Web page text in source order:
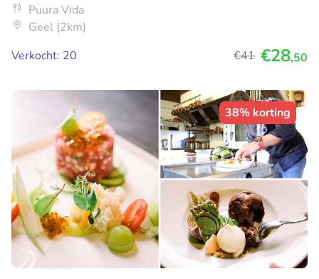
Puura Vida
Geel (2km)
Verkocht: 20
€41 €28,50
38% korting